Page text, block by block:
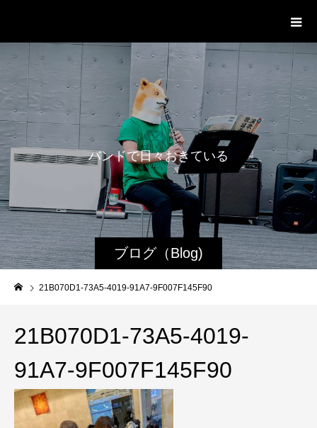
ブログ（Blog)
バンドで日々おきている日常
21B070D1-73A5-4019-91A7-9F007F145F90
21B070D1-73A5-4019-
91A7-9F007F145F90